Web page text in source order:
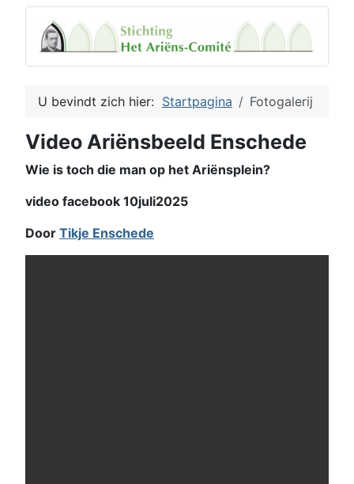
U bevindt zich hier: Startpagina Fotogalerij
Video Ariënsbeeld Enschede
Wie is toch die man op het Ariënsplein?
video facebook 10juli2025
Door Tikje Enschede